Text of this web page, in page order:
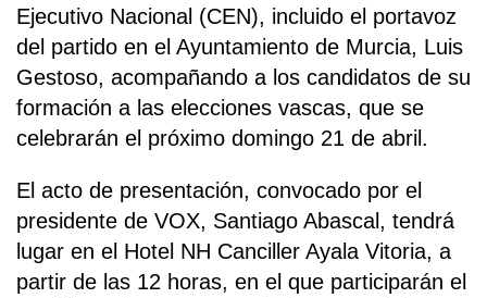
Ejecutivo Nacional (CEN), incluido el portavoz
del partido en el Ayuntamiento de Murcia, Luis
Gestoso, acompañando a los candidatos de su
formación a las elecciones vascas, que se
celebrarán el próximo domingo 21 de abril.
El acto de presentación, convocado por el
presidente de VOX, Santiago Abascal, tendrá
lugar en el Hotel NH Canciller Ayala Vitoria, a
partir de las 12 horas, en el que participarán el